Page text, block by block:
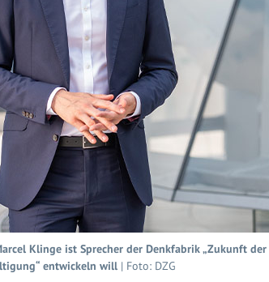
Klinge ist Sprecher der Denkfabrik „Zukunft
entwickeln will | Foto: DZG